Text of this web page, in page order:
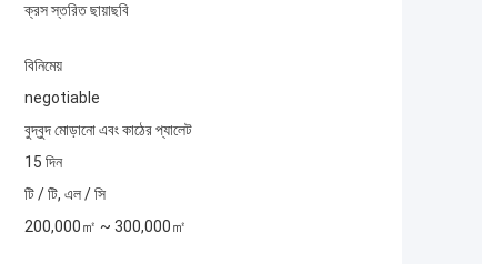
ক্রস স্তরিত ছায়াছবি
বিনিমেয়
negotiable
বুদ্বুদ মোড়ানো এবং কাঠের প্যালেট
15 দিন
টি / টি, এল / সি
200,000㎡ ~ 300,000㎡